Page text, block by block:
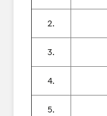
2.
3.
4.
5.